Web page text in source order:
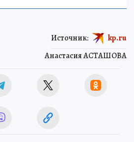
Анастасия АСТАШОВА
Источник: kp.ru